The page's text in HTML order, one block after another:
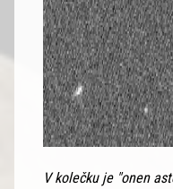
V kolečku je "onen